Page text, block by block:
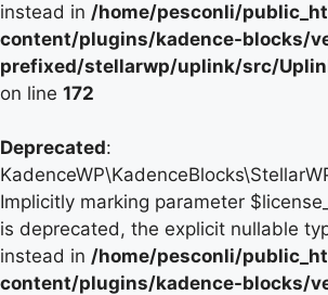
instead in /home/pesconli/
content/plugins/kadence-blocks/
prefixed/stellarwp/uplink/src/
on line 172
Deprecated:
Implicitly marking parameter
is deprecated, the explicit nullable
instead in /home/pesconli/
content/plugins/kadence-blocks/